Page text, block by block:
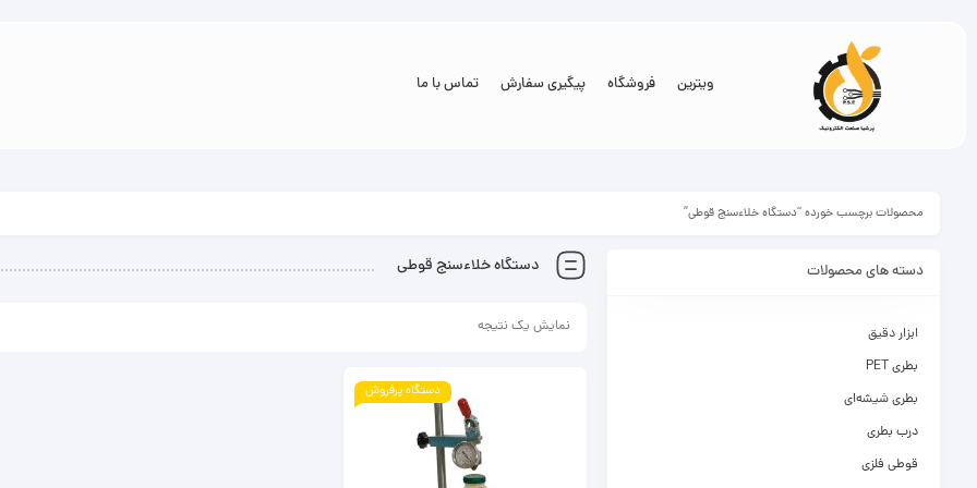
ویترین فروشگاه پیگیری سفارش تماس با ما
محصولات برچسب خورده “دستگاه خلاء‌سنج قوطی”
دستگاه خلاء‌سنج قوطی
نمایش یک نتیجه
دستگاه پرفروش
دسته های محصولات
ابزار دقیق
بطری PET
بطری شیشه‌ای
درب بطری
قوطی فلزی